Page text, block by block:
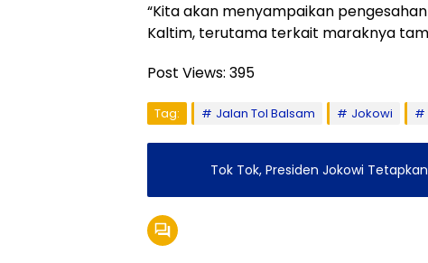
“Kita akan menyampaikan
Kaltim, terutama terkait maraknya
Post Views: 395
Tag: Jalan Tol Balsam Jokowi
Tok Tok, Presiden Jokowi